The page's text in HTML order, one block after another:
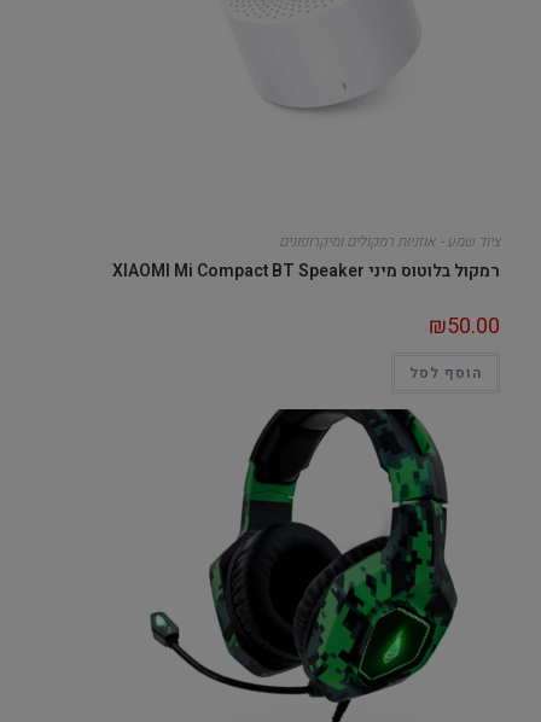
ציוד שמע - אוזניות רמקולים ומיקרופונים
רמקול בלוטוס מיני XIAOMI Mi Compact BT Speaker
₪50.00
הוסף לסל